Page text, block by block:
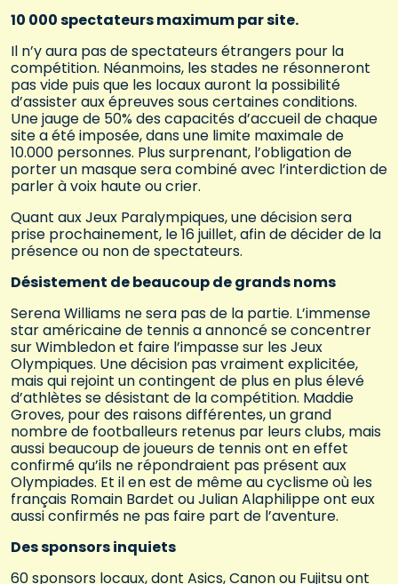
10 000 spectateurs maximum par site.
Il n’y aura pas de spectateurs étrangers pour la
compétition. Néanmoins, les stades ne résonneront
pas vide puis que les locaux auront la possibilité
d’assister aux épreuves sous certaines conditions.
Une jauge de 50% des capacités d’accueil de chaque
site a été imposée, dans une limite maximale de
10.000 personnes. Plus surprenant, l’obligation de
porter un masque sera combiné avec l’interdiction de
parler à voix haute ou crier.
Quant aux Jeux Paralympiques, une décision sera
prise prochainement, le 16 juillet, afin de décider de la
présence ou non de spectateurs.
Désistement de beaucoup de grands noms
Serena Williams ne sera pas de la partie. L’immense
star américaine de tennis a annoncé se concentrer
sur Wimbledon et faire l’impasse sur les Jeux
Olympiques. Une décision pas vraiment explicitée,
mais qui rejoint un contingent de plus en plus élevé
d’athlètes se désistant de la compétition. Maddie
Groves, pour des raisons différentes, un grand
nombre de footballeurs retenus par leurs clubs, mais
aussi beaucoup de joueurs de tennis ont en effet
confirmé qu’ils ne répondraient pas présent aux
Olympiades. Et il en est de même au cyclisme où les
français Romain Bardet ou Julian Alaphilippe ont eux
aussi confirmés ne pas faire part de l’aventure.
Des sponsors inquiets
60 sponsors locaux, dont Asics, Canon ou Fujitsu ont